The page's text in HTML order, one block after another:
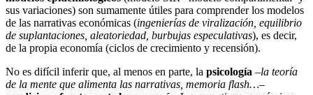
sus variaciones) son sumamente útiles para comprender los modelos
de las narrativas económicas (ingenierías de viralización, equilibrio
de suplantaciones, aleatoriedad, burbujas especulativas), es decir,
de la propia economía (ciclos de crecimiento y recensión).
No es difícil inferir que, al menos en parte, la psicología –la teoría
de la mente que alimenta las narrativas, memoria flash…–